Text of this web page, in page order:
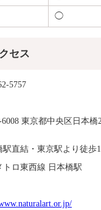
◯
セス
5757
6008 東京都中央区日本
駅直結・東京駅より徒歩
トロ東西線 日本橋駅